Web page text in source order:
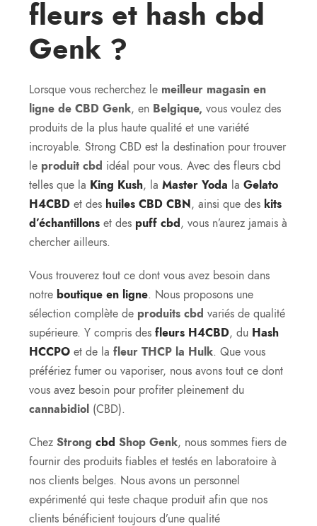
fleurs et hash cbd
Genk ?
Lorsque vous recherchez le meilleur magasin en
ligne de CBD Genk, en Belgique, vous voulez des
produits de la plus haute qualité et une variété
incroyable. Strong CBD est la destination pour trouver
le produit cbd idéal pour vous. Avec des fleurs cbd
telles que la King Kush, la Master Yoda la Gelato
H4CBD et des huiles CBD CBN, ainsi que des kits
d’échantillons et des puff cbd, vous n’aurez jamais à
chercher ailleurs.
Vous trouverez tout ce dont vous avez besoin dans
notre boutique en ligne. Nous proposons une
sélection complète de produits cbd variés de qualité
supérieure. Y compris des fleurs H4CBD, du Hash
HCCPO et de la fleur THCP la Hulk. Que vous
préfériez fumer ou vaporiser, nous avons tout ce dont
vous avez besoin pour profiter pleinement du
cannabidiol (CBD).
Chez Strong cbd Shop Genk, nous sommes fiers de
fournir des produits fiables et testés en laboratoire à
nos clients belges. Nous avons un personnel
expérimenté qui teste chaque produit afin que nos
clients bénéficient toujours d’une qualité